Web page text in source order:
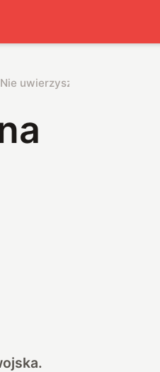
uwierzysz, które to państwo